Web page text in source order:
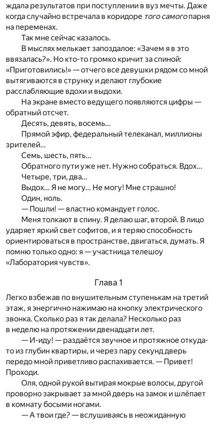
ждала результатов при поступлении в вуз мечты. Даже
когда случайно встречала в коридоре того самогопарня
на переменах.
Так мне сейчас казалось.
В мыслях мелькает запоздалое: «Зачем я в это
ввязалась?». Но кто-то громко кричит за спиной:
«Приготовились!» — отчего все девушки рядом со мной
вытягиваются в струнку и делают глубокие
расслабляющие вдохи и выдохи.
На экране вместо ведущего появляются цифры —
обратный отсчет.
Десять, девять, восемь…
Прямой эфир, федеральный телеканал, миллионы
зрителей…
Семь, шесть, пять…
Обратного пути уже нет. Нужно собраться. Вдох…
Четыре, три, два…
Выдох… Я не могу… Не могу! Мне страшно!
Один, ноль.
— Пошли! — властно командует голос.
Меня толкают в спину. Я делаю шаг, второй. В лицо
ударяет яркий свет софитов, и я теряю способность
ориентироваться в пространстве, двигаться, думать. Я
помню только одно: я — участница телешоу
«Лаборатория чувств».
Глава 1
Легко взбежав по внушительным ступенькам на третий
этаж, я энергично нажимаю на кнопку электрического
звонка. Сколько раз я так делала? Несколько раз
в неделю на протяжении двенадцати лет.
— И-иду! — раздаётся звучное и протяжное откуда-
то из глубин квартиры, и через пару секунд дверь
передо мной приветливо распахивается. — Привет!
Проходи.
Оля, одной рукой вытирая мокрые волосы, другой
проворно закрывает за мной дверь на замок и шлёпает
в комнату босыми ногами.
— А твои где? — вслушиваясь в неожиданную